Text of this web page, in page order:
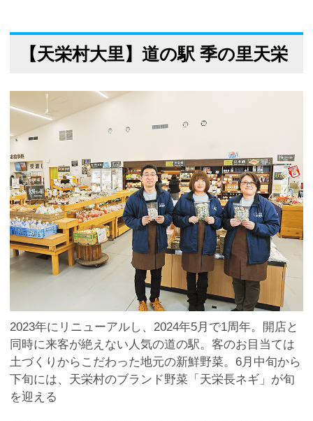
【天栄村大里】道の駅 季の里天栄
2023年にリニューアルし、2024年5月で1周年。開店と
同時に来客が絶えない人気の道の駅。客のお目当ては
土づくりからこだわった地元の新鮮野菜。6月中旬から
下旬には、天栄村のブランド野菜「天栄長ネギ」が旬
を迎える